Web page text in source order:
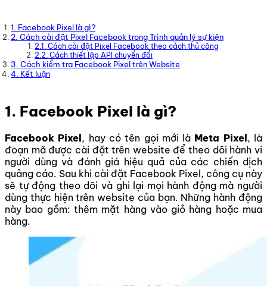
1. Facebook Pixel là gì?
2. Cách cài đặt Pixel Facebook trong Trình quản lý sự kiện
2.1. Cách cài đặt Pixel Facebook theo cách thủ công
2.2. Cách thiết lập API chuyển đổi
3. Cách kiểm tra Facebook Pixel trên Website
4. Kết luận
1. Facebook Pixel là gì?
Facebook Pixel, hay có tên gọi mới là Meta Pixel, là
đoạn mã được cài đặt trên website để theo dõi hành vi
người dùng và đánh giá hiệu quả của các chiến dịch
quảng cáo. Sau khi cài đặt Facebook Pixel, công cụ này
sẽ tự động theo dõi và ghi lại mọi hành động mà người
dùng thực hiện trên website của bạn. Những hành động
này bao gồm: thêm mặt hàng vào giỏ hàng hoặc mua
hàng.